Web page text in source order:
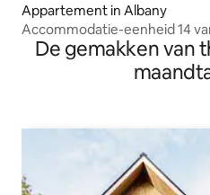
Appartement in Albany
Accommodatie-eenheid 14
De gemakken van